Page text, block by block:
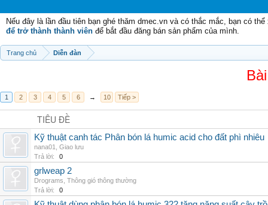
Nếu đây là lần đầu tiên bạn ghé thăm dmec.vn và có thắc mắc, bạn có
để trở thành thành viên để bắt đầu đăng bán sản phẩm của mình.
Trang chủ Diễn đàn
1 2 3 4 5 6 → 10 Tiếp >
TIÊU ĐỀ
Kỹ thuật canh tác Phân bón lá humic acid cho đất phì nhiêu
nana01
Giao lưu
Trả lời:
0
grlweap 2
Drograms Thông gió thông thường
Trả lời:
0